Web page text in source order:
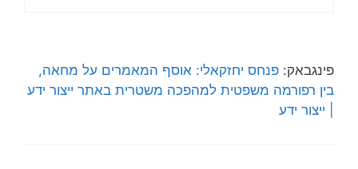
פינגבאק: פנחס יחזקאלי: אוסף המאמרים על מחאה,
בין רפורמה משפטית למהפכה משטרית באתר ייצור ידע
| ייצור ידע